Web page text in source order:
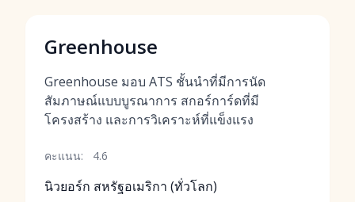
Greenhouse
Greenhouse มอบ ATS ชั้นนำที่มีการนัด
สัมภาษณ์แบบบูรณาการ สกอร์การ์ดที่มี
โครงสร้าง และการวิเคราะห์ที่แข็งแรง
คะแนน: 4.6
นิวยอร์ก สหรัฐอเมริกา (ทั่วโลก)